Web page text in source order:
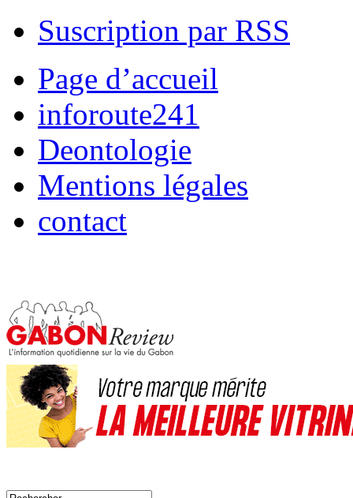
Suscription par RSS
Page d’accueil
inforoute241
Deontologie
Mentions légales
contact